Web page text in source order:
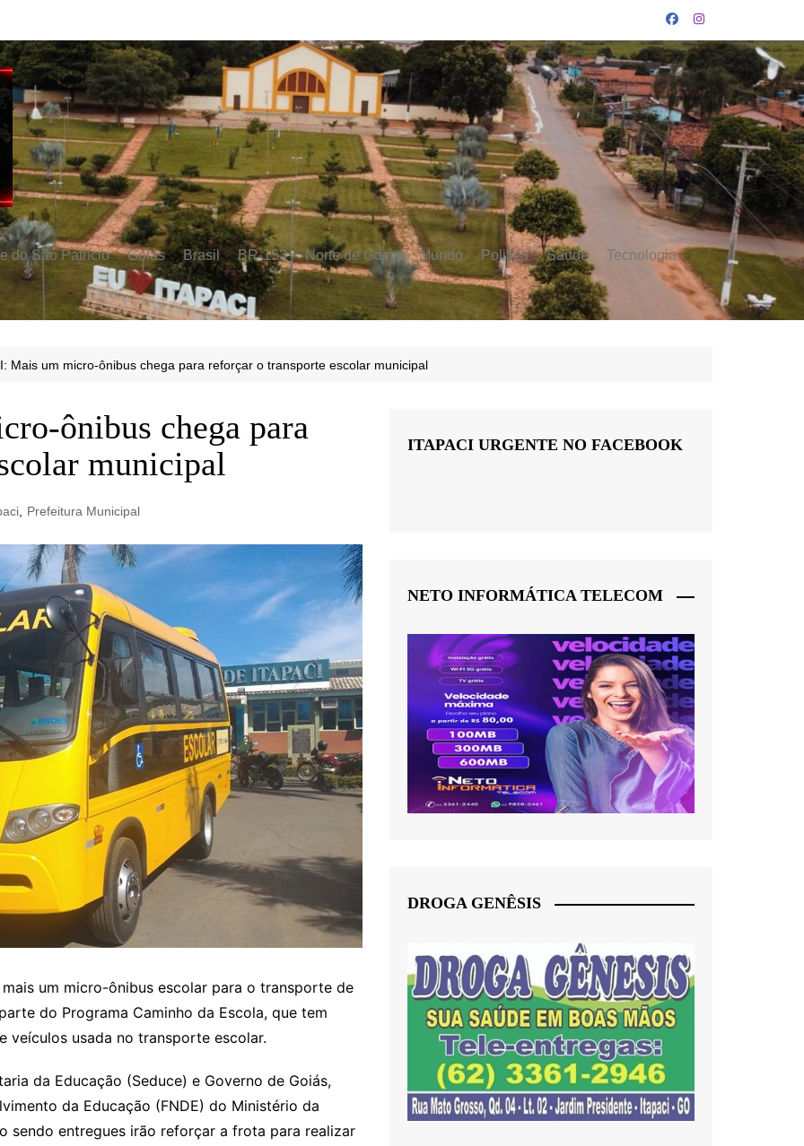
do São Patrício Goiás Brasil BR-153 Norte de Goiás Mundo Politica Saúde Tecnologia
Mais um micro-ônibus chega para reforçar o transporte escolar municipal
ônibus chega para
municipal
, Prefeitura Municipal
um micro-ônibus escolar para o transporte de
do Programa Caminho da Escola, que tem
usada no transporte escolar.
da Educação (Seduce) e Governo de Goiás,
da Educação (FNDE) do Ministério da
sendo entregues irão reforçar a frota para realizar
ITAPACI URGENTE NO FACEBOOK
NETO INFORMÁTICA TELECOM
DROGA GENÊSIS